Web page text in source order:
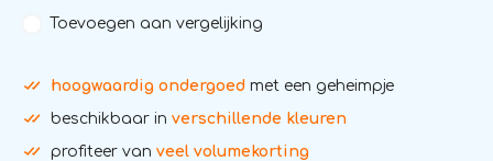
Toevoegen aan vergelijking
hoogwaardig ondergoed met een geheimpje
beschikbaar in verschillende kleuren
profiteer van veel volumekorting